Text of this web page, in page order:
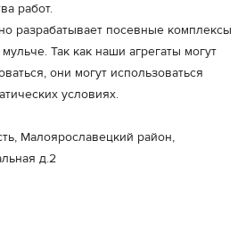
работ.
разрабатывает посевные комплексы
Так как наши агрегаты могут
они могут использоваться
условиях.
Малоярославецкий район,
д.2